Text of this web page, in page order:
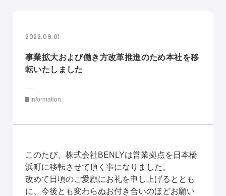
2022.09.01
事業拡大および働き方改革推進のため本社を移
転いたしました
Information
このたび、株式会社BENLYは営業拠点を日本橋
浜町に移転させて頂く事になりました。
改めて日頃のご愛顧にお礼を申し上げるととも
に、今後とも変わらぬお付き合いのほどお願い